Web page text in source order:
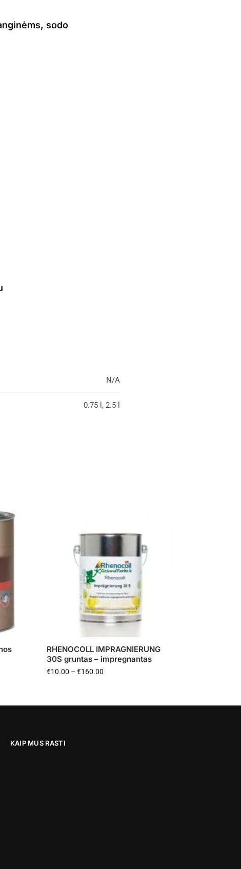
sodo
N/A
0.75 l, 2.5 l
RHENOCOLL IMPRAGNIERUNG
30S gruntas – impregnantas
€10.00 – €160.00
KAIP MUS RASTI